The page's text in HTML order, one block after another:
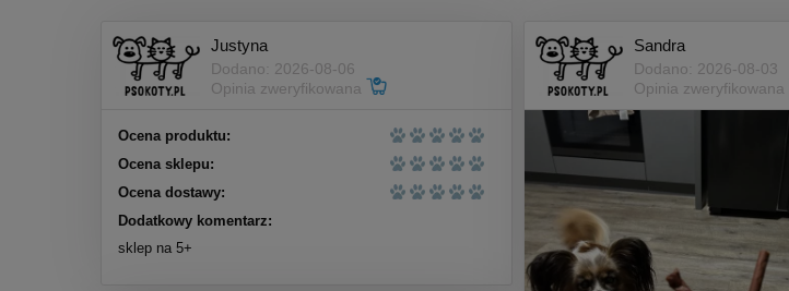
do koszyka
Justyna
Dodano: 2026-08-06
Opinia zweryfikowana
Ocena produktu:
Ocena sklepu:
Ocena dostawy:
Dodatkowy komentarz:
sklep na 5+
Sandra
Dodano: 2026-08-03
Opinia zweryfikowana